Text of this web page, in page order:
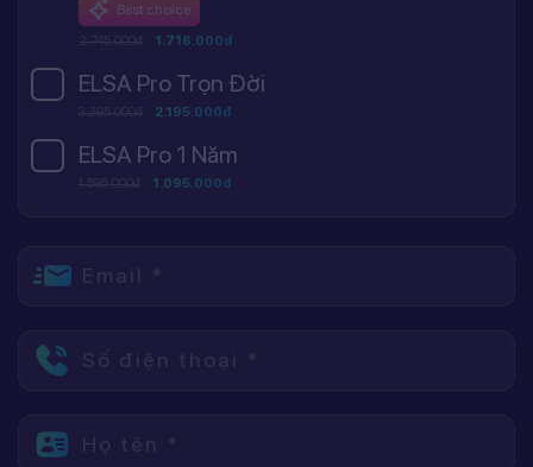
Best choice
2.745.000đ 1.716.000đ
ELSA Pro Trọn Đời
3.395.000đ 2.195.000đ
ELSA Pro 1 Năm
1.595.000đ 1.095.000đ
Email *
Số điện thoại *
Họ tên *